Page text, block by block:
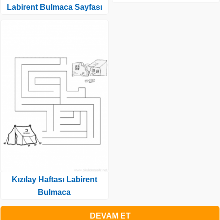
Labirent Bulmaca Sayfası
Kızılay Haftası Labirent
Bulmaca
DEVAM ET